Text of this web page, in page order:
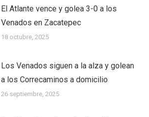
El Atlante vence y golea 3-0 a los
Venados en Zacatepec
18 octubre, 2025
Los Venados siguen a la alza y golean
a los Correcaminos a domicilio
26 septiembre, 2025